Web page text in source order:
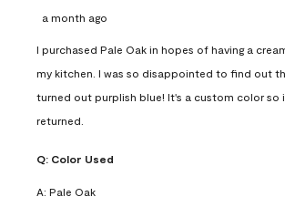
a month ago
I purchased Pale Oak in hopes of having a
my kitchen. I was so disappointed to find out
turned out purplish blue! It's a custom color so
returned.
Q: Color Used
A: Pale Oak